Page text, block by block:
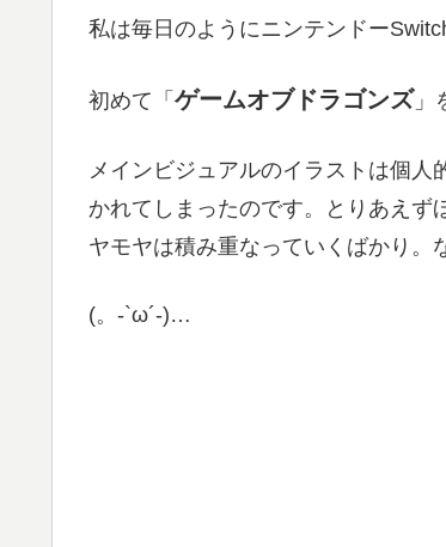
私は毎日のようにニンテンドー
初めて「 ゲームオブドラゴンズ」
メインビジュアルのイラストは個
かれてしまったのです。とりあえず
ヤモヤは積み重なっていくばかり。
(。-`ω´-)…